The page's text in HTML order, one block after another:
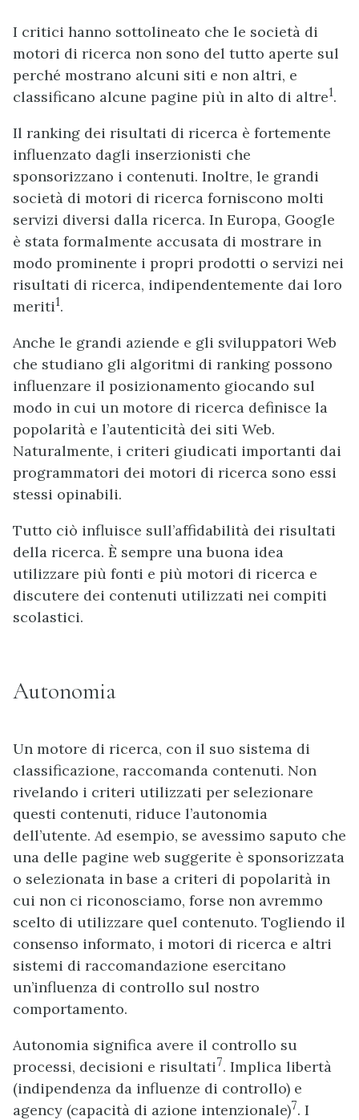
I critici hanno sottolineato che le società di
motori di ricerca non sono del tutto aperte sul
perché mostrano alcuni siti e non altri, e
classificano alcune pagine più in alto di altre1.
Il ranking dei risultati di ricerca è fortemente
influenzato dagli inserzionisti che
sponsorizzano i contenuti. Inoltre, le grandi
società di motori di ricerca forniscono molti
servizi diversi dalla ricerca. In Europa, Google
è stata formalmente accusata di mostrare in
modo prominente i propri prodotti o servizi nei
risultati di ricerca, indipendentemente dai loro
meriti1.
Anche le grandi aziende e gli sviluppatori Web
che studiano gli algoritmi di ranking possono
influenzare il posizionamento giocando sul
modo in cui un motore di ricerca definisce la
popolarità e l’autenticità dei siti Web.
Naturalmente, i criteri giudicati importanti dai
programmatori dei motori di ricerca sono essi
stessi opinabili.
Tutto ciò influisce sull’affidabilità dei risultati
della ricerca. È sempre una buona idea
utilizzare più fonti e più motori di ricerca e
discutere dei contenuti utilizzati nei compiti
scolastici.
Autonomia
Un motore di ricerca, con il suo sistema di
classificazione, raccomanda contenuti. Non
rivelando i criteri utilizzati per selezionare
questi contenuti, riduce l’autonomia
dell’utente. Ad esempio, se avessimo saputo che
una delle pagine web suggerite è sponsorizzata
o selezionata in base a criteri di popolarità in
cui non ci riconosciamo, forse non avremmo
scelto di utilizzare quel contenuto. Togliendo il
consenso informato, i motori di ricerca e altri
sistemi di raccomandazione esercitano
un’influenza di controllo sul nostro
comportamento.
Autonomia significa avere il controllo su
processi, decisioni e risultati7. Implica libertà
(indipendenza da influenze di controllo) e
agency (capacità di azione intenzionale)7. I